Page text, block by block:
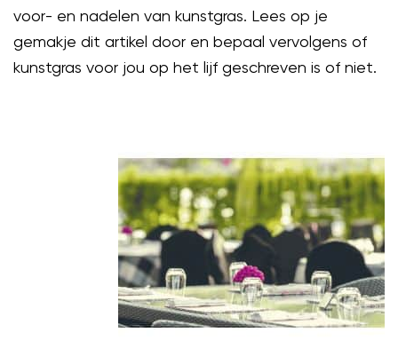
voor- en nadelen van kunstgras. Lees op je
gemakje dit artikel door en bepaal vervolgens of
kunstgras voor jou op het lijf geschreven is of niet.